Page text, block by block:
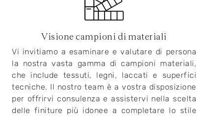
Visione campioni di materiali
Vi invitiamo a esaminare e valutare di persona
la nostra vasta gamma di campioni materiali,
che include tessuti, legni, laccati e superfici
tecniche. Il nostro team è a vostra disposizione
per offrirvi consulenza e assistervi nella scelta
delle finiture più idonee a completare lo stile